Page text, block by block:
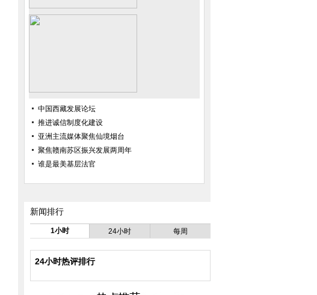
中国西藏发展论坛
推进诚信制度化建设
亚洲主流媒体聚焦仙境烟台
聚焦赣南苏区振兴发展两周年
谁是最美基层法官
新闻排行
1小时 24小时 每周
24小时热评排行